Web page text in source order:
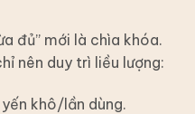
đủ” mới là chìa khóa.
nên duy trì liều lượng:
khô/lần dùng.